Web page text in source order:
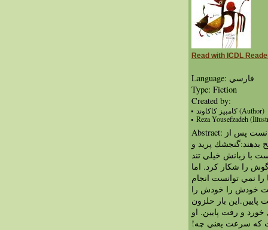
Read with ICDL
Language: فارسي
Type: Fiction
Created by:
کامبيز کاکاوند (Author)
Reza Yousefzadeh
Abstract: حلزون معني سرعت را نمي دانست پس از
بدهند:گنجشك پريد و
با زبانش خيلي تند
را شكار كرد. اما
را نمي توانست انجام
خودش را خودش را
پايين.اين بار حلزون
و رفت پايين. او
كه سرعت يعني چه!‏